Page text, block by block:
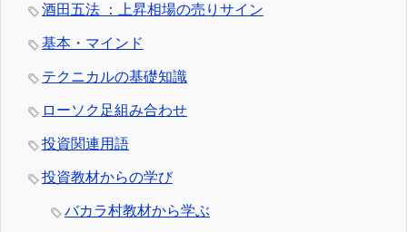
酒田五法 ：上昇相場の売りサイン
基本・マインド
テクニカルの基礎知識
ローソク足組み合わせ
投資関連用語
投資教材からの学び
バカラ村教材から学ぶ